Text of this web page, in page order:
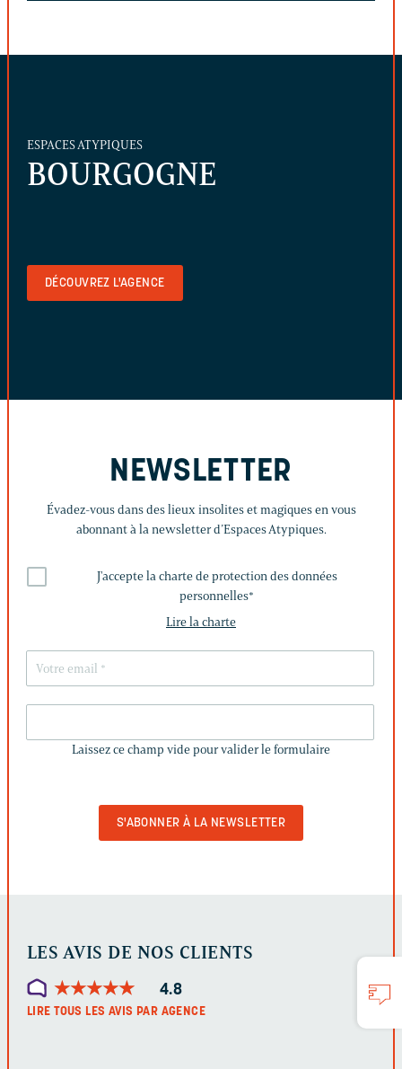
ESPACES ATYPIQUES
BOURGOGNE
DÉCOUVREZ L'AGENCE
NEWSLETTER
Évadez-vous dans des lieux insolites et magiques en vous
abonnant à la newsletter d’Espaces Atypiques.
J'accepte la charte de protection des données
personnelles*
Lire la charte
CHAMP
Laissez ce champ vide pour valider le formulaire
LES AVIS DE NOS CLIENTS
★★★★★
★★★★★ 4.8
LIRE TOUS LES AVIS PAR AGENCE